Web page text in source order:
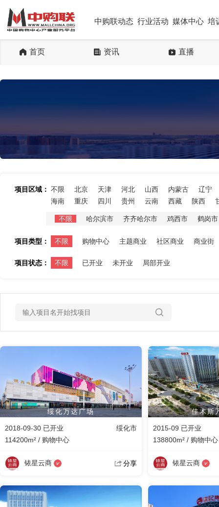
中购联动态 行业活动 媒体中心 培
首页 资讯 直播
项目区域： 不限 北京 天津 河北 山西 内蒙古
辽宁
海南
重庆 四川 贵州 云南 西藏 陕西
不限 哈尔滨市 齐齐哈尔市 鸡西市 鹤岗市
项目类型： 不限 购物中心 主题商业 社区商业 商业街
项目状态： 不限 已开业 未开业 局部开业
绥化万达广场
2018-09-30 已开业
绥化市
114200m² / 购物中心
铱星云商 分享
佳木斯
2015-09 已开业
138800m² / 购物中心
铱星云商